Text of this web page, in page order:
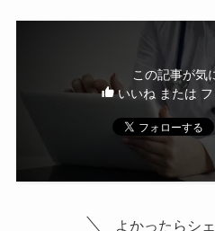
この記事が気
いいね または フ
よかったらシ